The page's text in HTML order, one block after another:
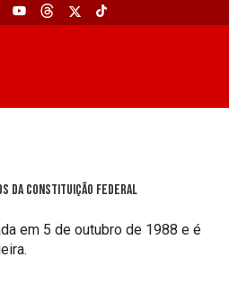
da Constituição Federal
em 5 de outubro de 1988 e é